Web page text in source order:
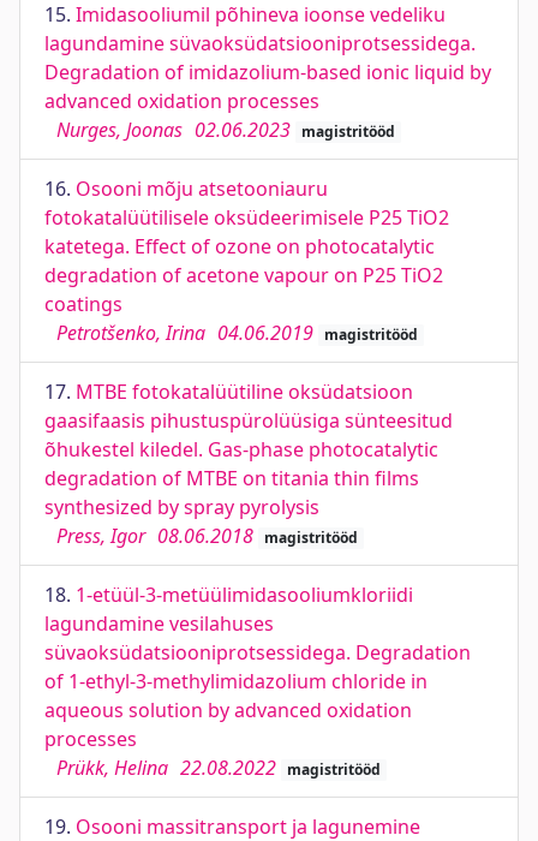
15. Imidasooliumil põhineva ioonse vedeliku
lagundamine süvaoksüdatsiooniprotsessidega.
Degradation of imidazolium-based ionic liquid by
advanced oxidation processes
Nurges, Joonas 02.06.2023 magistritööd
16. Osooni mõju atsetooniauru
fotokatalüütilisele oksüdeerimisele P25 TiO2
katetega. Effect of ozone on photocatalytic
degradation of acetone vapour on P25 TiO2
coatings
Petrotšenko, Irina 04.06.2019 magistritööd
17. MTBE fotokatalüütiline oksüdatsioon
gaasifaasis pihustuspürolüüsiga sünteesitud
õhukestel kiledel. Gas-phase photocatalytic
degradation of MTBE on titania thin films
synthesized by spray pyrolysis
Press, Igor 08.06.2018 magistritööd
18. 1-etüül-3-metüülimidasooliumkloriidi
lagundamine vesilahuses
süvaoksüdatsiooniprotsessidega. Degradation
of 1-ethyl-3-methylimidazolium chloride in
aqueous solution by advanced oxidation
processes
Prükk, Helina 22.08.2022 magistritööd
19. Osooni massitransport ja lagunemine